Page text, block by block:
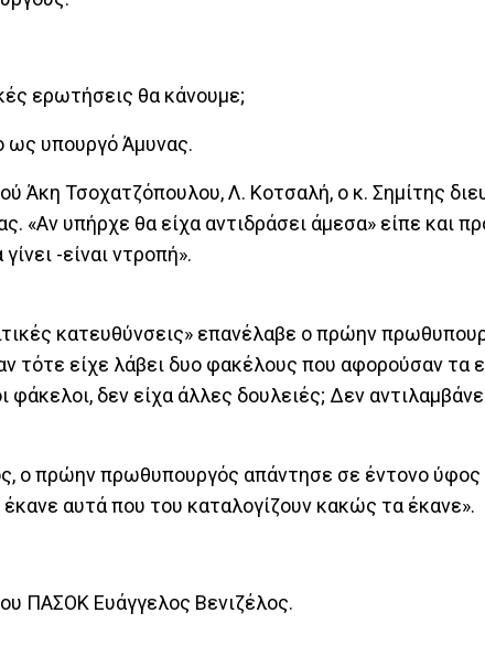
ερωτήσεις θα κάνουμε;
ως υπουργό Άμυνας.
Άκη Τσοχατζόπουλου, Λ. Κοτσαλή, ο κ. Σημίτης
«Αν υπήρχε θα είχα αντιδράσει άμεσα» είπε και
-είναι ντροπή».
κατευθύνσεις» επανέλαβε ο πρώην
είχε λάβει δυο φακέλους που αφορούσαν τα
φάκελοι, δεν είχα άλλες δουλειές; Δεν
ο πρώην πρωθυπουργός απάντησε σε έντονο
αυτά που του καταλογίζουν κακώς τα έκανε».
ΠΑΣΟΚ Ευάγγελος Βενιζέλος.